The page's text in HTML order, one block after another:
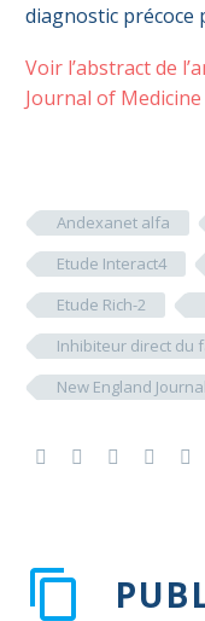
diagnostic précoce
Voir l’abstract de
Journal of
Andexanet alfa
Etude Interact4
Etude Rich-2
Inhibiteur direct du
New England